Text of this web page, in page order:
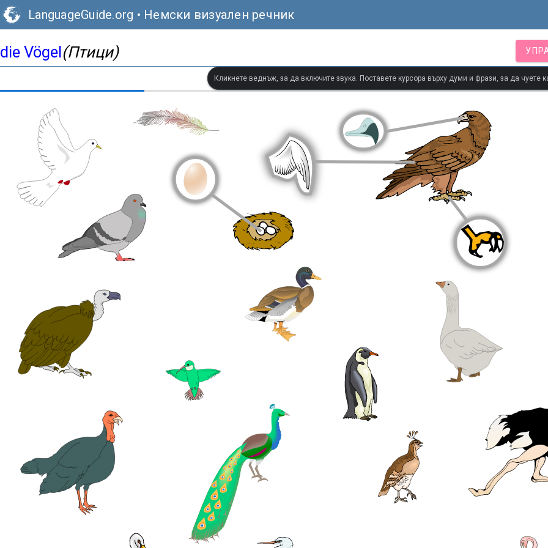
LanguageGuide.org • Немски визуален речник
die Vögel(Птици)
Кликнете веднъж, за да включите звука. Поставете курсора върху думи и фрази, за да чуете